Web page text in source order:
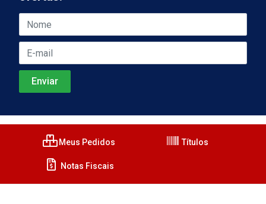
Meus Pedidos Títulos
Notas Fiscais